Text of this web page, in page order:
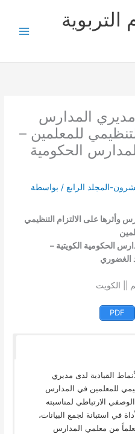
التربوية
مديري المدارس
للمعلمين –
الحكومية
المجلد الرابع / بواسطة
وأثرها على الالتزام التنظيمي
الحكومية الكويتية –
الغضوري
|| الكويت
PDF
القيادية لدى مديري
للمعلمين في المدارس
الارتباطي لمناسبته
في استبانة لجمع البيانات،
عينة الدراسة من (383) معلماً من معلمي المدارس